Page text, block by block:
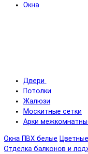
Окна
Двери
Потолки
Жалюзи
Москитные сетки
Арки
Окна ПВХ белые
Отделка балконов и